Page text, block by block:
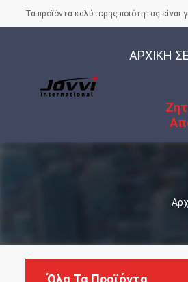
Τα προϊόντα καλύτερης ποιότητας είναι
ΑΡΧΙΚΉ
Όλα Τα Προϊόντα